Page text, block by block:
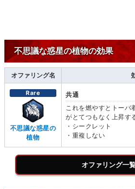
不思議な惑星の植物の効果
オファリング名
Rare
不思議な惑星の
植物
共通
これを燃やすとトーバ
がとてつもなく上昇す
・シークレット
・重複しない
オファリング一